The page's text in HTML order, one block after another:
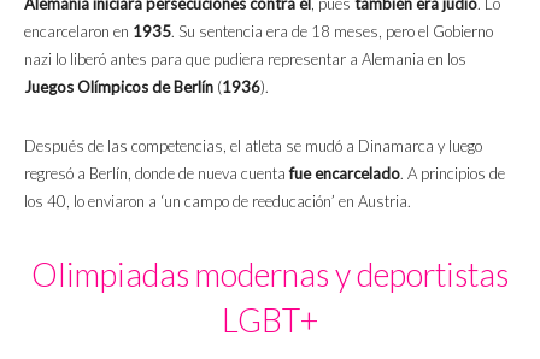
Alemania iniciara persecuciones contra él, pues también era judío. Lo
encarcelaron en 1935. Su sentencia era de 18 meses, pero el Gobierno
nazi lo liberó antes para que pudiera representar a Alemania en los
Juegos Olímpicos de Berlín (1936).
Después de las competencias, el atleta se mudó a Dinamarca y luego
regresó a Berlín, donde de nueva cuentafue encarcelado. A principios de
los 40, lo enviaron a ‘un campo de reeducación’ en Austria.
Olimpiadas modernas y deportistas
LGBT+